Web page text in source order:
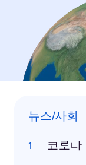
뉴스/사회
코로나